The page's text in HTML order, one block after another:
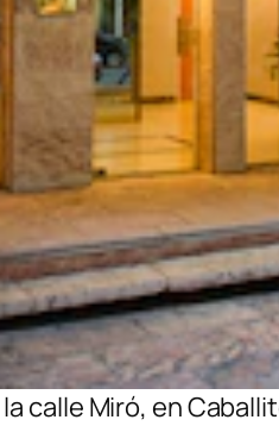
calle Miró, en